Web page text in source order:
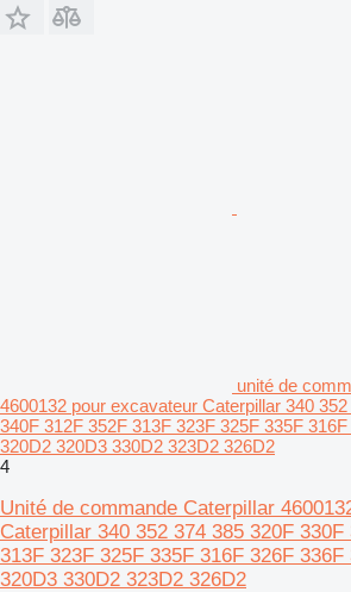
unité de
4600132 pour excavateur Caterpillar 340
340F 312F 352F 313F 323F 325F 335F
320D2 320D3 330D2 323D2 326D2
4
Unité de commande Caterpillar
Caterpillar 340 352 374 385 320F 330F
313F 323F 325F 335F 316F 326F
320D3 330D2 323D2 326D2